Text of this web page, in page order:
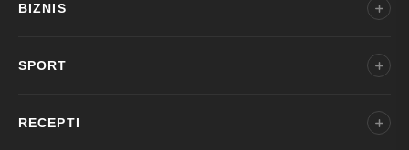
BIZNIS
SPORT
RECEPTI